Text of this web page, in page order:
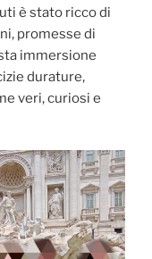
è stato ricco di
promesse di
immersione
durature,
veri, curiosi e